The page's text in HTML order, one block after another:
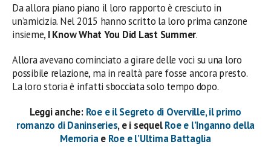
Da allora piano piano il loro rapporto è cresciuto in
un’amicizia. Nel 2015 hanno scritto la loro prima canzone
insieme, I Know What You Did Last Summer.
Allora avevano cominciato a girare delle voci su una loro
possibile relazione, ma in realtà pare fosse ancora presto.
La loro storia è infatti sbocciata solo tempo dopo.
Leggi anche: Roe e il Segreto di Overville, il primo
romanzo di Daninseries, e i sequelRoe e l’Inganno della
Memoriae Roe e l’Ultima Battaglia